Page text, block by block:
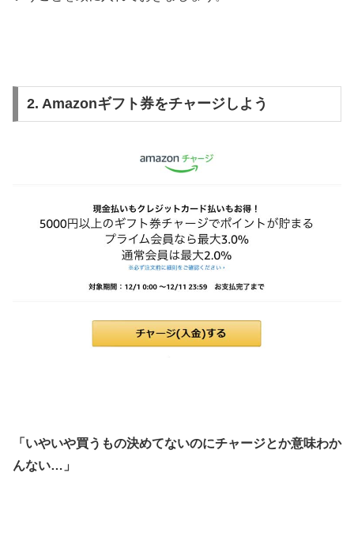
2. Amazonギフト券をチャージしよう
「いやいや買うもの決めてないのにチャージとか意味わか
んない…」